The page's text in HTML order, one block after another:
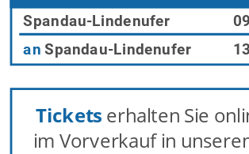
Spandau-Lindenufer
an Spandau-Lindenufer
Tickets erhalten Sie
im Vorverkauf in